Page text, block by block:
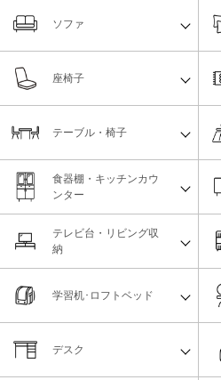
ソファ
座椅子
テーブル・椅子
食器棚・キッチンカウ
ンター
テレビ台・リビング収
納
学習机･ロフトベッド
デスク